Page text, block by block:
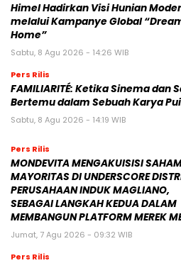
Himel Hadirkan Visi Hunian
melalui Kampanye Global
Home”
Sabtu, 8 Agu 2026 - 14:26 WIB
Pers Rilis
FAMILIARITÉ: Ketika Sinema dan
Bertemu dalam Sebuah Karya
Sabtu, 8 Agu 2026 - 14:19 WIB
Pers Rilis
MONDEVITA MENGAKUISISI
MAYORITAS DI UNDERSCORE
PERUSAHAAN INDUK MAGLIANO,
SEBAGAI LANGKAH KEDUA DALAM
MEMBANGUN PLATFORM MEREK
Jumat, 7 Agu 2026 - 09:32 WIB
Pers Rilis